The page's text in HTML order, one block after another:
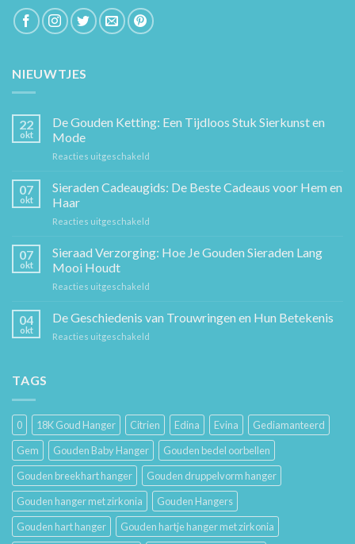
NIEUWTJES
22
okt
De Gouden Ketting: Een Tijdloos Stuk Sierkunst en
Mode
Reacties uitgeschakeld
Gouden
Sierkunst
07
okt
Sieraden Cadeaugids: De Beste Cadeaus voor Hem en
Haar
Reacties uitgeschakeld
Cadeaugids:
De
Hem
07
okt
Sieraad Verzorging: Hoe Je Gouden Sieraden Lang
Mooi Houdt
Reacties uitgeschakeld
Verzorging:
04
okt
De Geschiedenis van Trouwringen en Hun Betekenis
Reacties uitgeschakeld
Hun
Betekenis
TAGS
0 18K Goud Hanger Citrien Edina Evina
Gediamanteerd
Gem
Gouden Baby Hanger
Gouden bedel oorbellen
Gouden breekhart hanger
Gouden druppelvorm hanger
Gouden hanger met zirkonia
Gouden Hangers
Gouden hart hanger
Gouden hartje hanger met zirkonia